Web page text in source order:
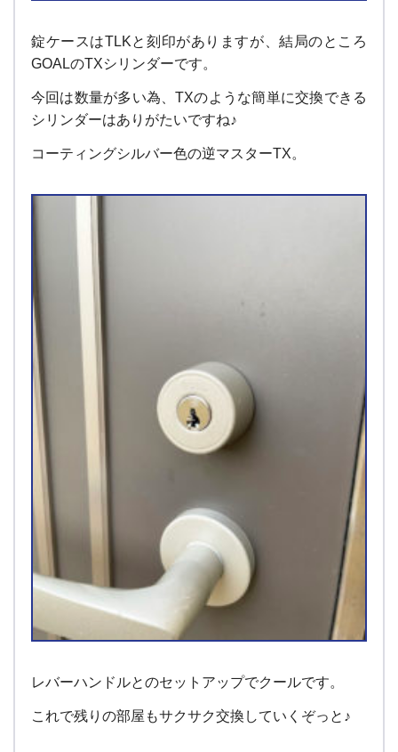
錠ケースはTLKと刻印がありますが、結局のところ
GOALのTXシリンダーです。
今回は数量が多い為、TXのような簡単に交換できる
シリンダーはありがたいですね♪
コーティングシルバー色の逆マスターTX。
レバーハンドルとのセットアップでクールです。
これで残りの部屋もサクサク交換していくぞっと♪